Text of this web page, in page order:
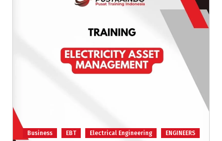
Business EBT Electrical Engineering ENGINEERS